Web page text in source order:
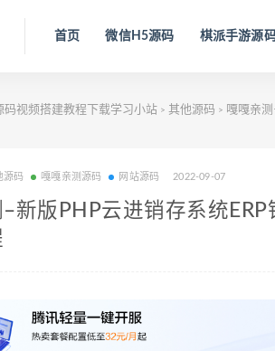
首页 微信H5源码 棋派手游源
码视频搭建教程下载学习小站 > 其他源码 > 嘎嘎亲
源码 嘎嘎亲测源码 网站源码 2022-09-07
新版PHP云进销存系统